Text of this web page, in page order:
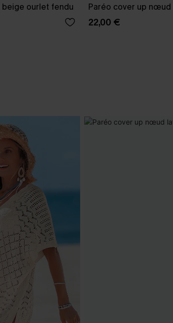
ourlet fendu Paréo cover up
22,00 €